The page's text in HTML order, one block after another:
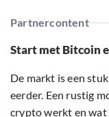
Partnercontent
Start met Bitcoin
De markt is een
eerder. Een rustig
crypto werkt en wat